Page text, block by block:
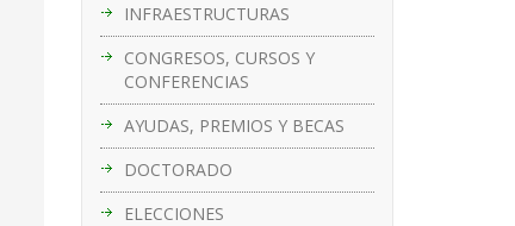
INFRAESTRUCTURAS
CONGRESOS, CURSOS Y
CONFERENCIAS
AYUDAS, PREMIOS Y BECAS
DOCTORADO
ELECCIONES